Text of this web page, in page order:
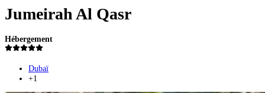
Jumeirah Al Qasr
Hébergement
Dubaï
+1